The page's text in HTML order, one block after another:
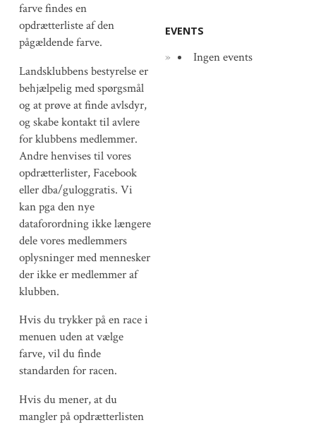
farve findes en
opdrætterliste af den
pågældende farve.
Landsklubbens bestyrelse er
behjælpelig med spørgsmål
og at prøve at finde avlsdyr,
og skabe kontakt til avlere
for klubbens medlemmer.
Andre henvises til vores
opdrætterlister, Facebook
eller dba/guloggratis. Vi
kan pga den nye
dataforordning ikke længere
dele vores medlemmers
oplysninger med mennesker
der ikke er medlemmer af
klubben.
Hvis du trykker på en race i
menuen uden at vælge
farve, vil du finde
standarden for racen.
Hvis du mener, at du
mangler på opdrætterlisten
EVENTS
Ingen events